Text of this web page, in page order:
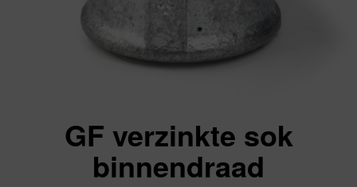
GF verzinkte sok
binnendraad